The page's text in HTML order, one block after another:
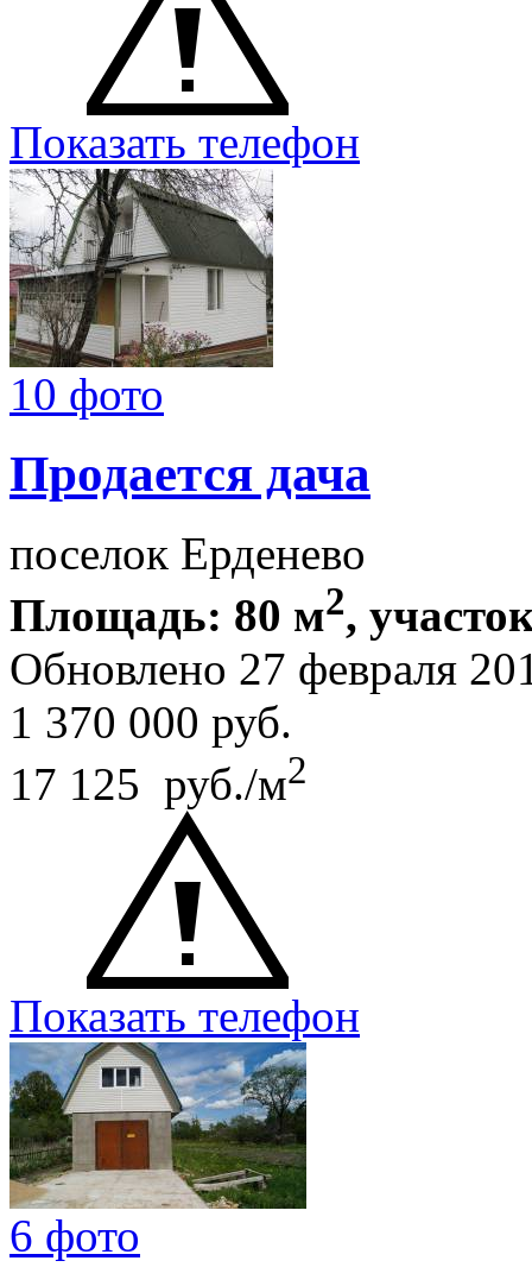
Показать телефон
10 фото
Продается дача
поселок Ерденево
Площадь: 80 м2,
Обновлено 27 февраля
1 370 000 руб.
17 125 руб./м2
Показать телефон
6 фото